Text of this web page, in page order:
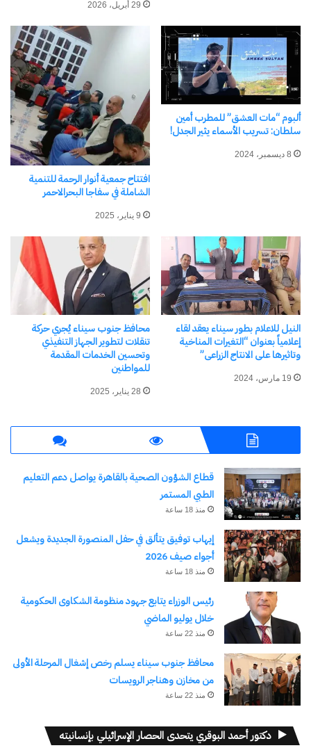
29 أبريل، 2026
ألبوم “مات العشق” للمطرب أمين
سلطان: تسريب الأسماء يثير الجدل!
8 ديسمبر، 2024
افتتاح جمعية أنوار الرحمة للتنمية
الشاملة في سفاجا البحرالاحمر
9 يناير، 2025
النيل للاعلام بطور سيناء يعقد لقاء
إعلامياً بعنوان “التغيرات المناخية
وتاثيرها على الانتاج الزراعى”
19 مارس، 2024
محافظ جنوب سيناء يُجري حركة
تنقلات لتطوير الجهاز التنفيذي
وتحسين الخدمات المقدمة
للمواطنين
28 يناير، 2025
قطاع الشؤون الصحية بالقاهرة يواصل دعم التعليم
الطبي المستمر
منذ 18 ساعة
إيهاب توفيق يتألق في حفل المنصورة الجديدة ويشعل
أجواء صيف 2026
منذ 18 ساعة
رئيس الوزراء يتابع جهود منظومة الشكاوى الحكومية
خلال يوليو الماضي
منذ 22 ساعة
محافظ جنوب سيناء يسلم رخص إشغال المرحلة الأولى
من مخازن وهناجر الرويسات
منذ 22 ساعة
دكتور أحمد البوقري يتحدى الحصار الإسرائيلي بإنسانيته